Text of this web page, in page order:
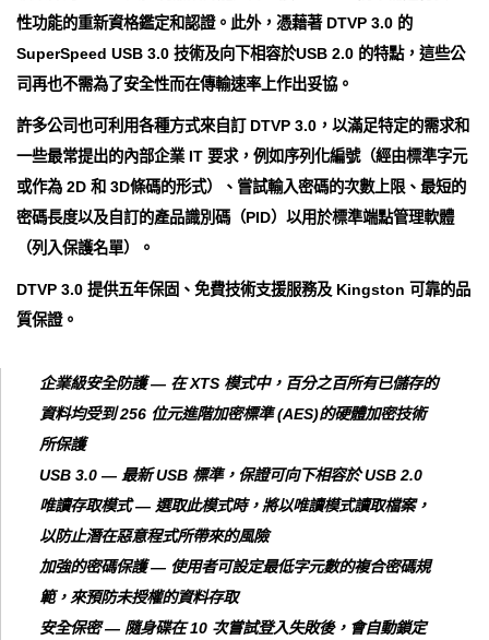
性功能的重新資格鑑定和認證。此外，憑藉著 DTVP 3.0 的
SuperSpeed USB 3.0 技術及向下相容於USB 2.0 的特點，這些公
司再也不需為了安全性而在傳輸速率上作出妥協。
許多公司也可利用各種方式來自訂 DTVP 3.0，以滿足特定的需求和
一些最常提出的內部企業 IT 要求，例如序列化編號（經由標準字元
或作為 2D 和 3D條碼的形式）、嘗試輸入密碼的次數上限、最短的
密碼長度以及自訂的產品識別碼（PID）以用於標準端點管理軟體
（列入保護名單）。
DTVP 3.0 提供五年保固、免費技術支援服務及 Kingston 可靠的品
質保證。
企業級安全防護 — 在 XTS 模式中，百分之百所有已儲存的
資料均受到 256 位元進階加密標準 (AES)的硬體加密技術
所保護
USB 3.0 — 最新 USB 標準，保證可向下相容於 USB 2.0
唯讀存取模式 — 選取此模式時，將以唯讀模式讀取檔案，
以防止潛在惡意程式所帶來的風險
加強的密碼保護 — 使用者可設定最低字元數的複合密碼規
範，來預防未授權的資料存取
安全保密 — 隨身碟在 10 次嘗試登入失敗後，會自動鎖定